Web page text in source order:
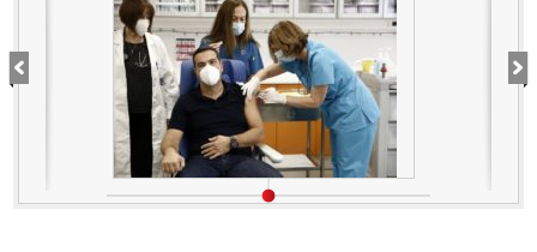
THE ONES WHO DO
MAGAZINE
Τσίπρα, λίγο αφότου έφυγε
ξαφνικά και ο Ανδρέας
Μπρακούλιας, 55 του
Mέρα25